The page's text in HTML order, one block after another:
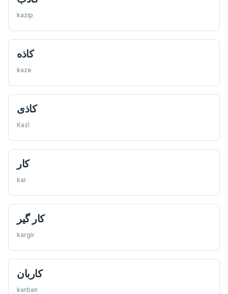
kazip
كاذه
kaze
كاذی
Kazî
كار
kar
كار گیر
kargir
كاربان
karban